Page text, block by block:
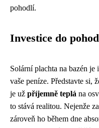
pohodlí.
Investice do
Solární plachta na bazén
vaše peníze. Představte si,
je už příjemně teplá na
to stává realitou. Nejenže
zároveň ho během dne